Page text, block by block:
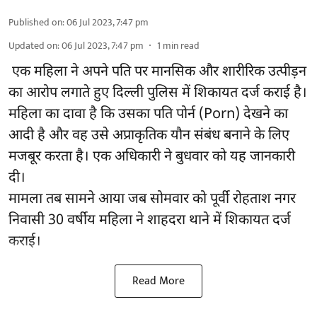
Published on:06 Jul 2023, 7:47 pm
Updated on:06 Jul 2023, 7:47 pm 1 min read
एक महिला ने अपने पति पर मानसिक और शारीरिक उत्पीड़न
का आरोप लगाते हुए दिल्ली पुलिस में शिकायत दर्ज कराई है।
महिला का दावा है कि उसका पति पोर्न (Porn) देखने का
आदी है और वह उसे अप्राकृतिक यौन संबंध बनाने के लिए
मजबूर करता है। एक अधिकारी ने बुधवार को यह जानकारी
दी।
मामला तब सामने आया जब सोमवार को पूर्वी रोहताश नगर
निवासी 30 वर्षीय महिला ने शाहदरा थाने में शिकायत दर्ज
कराई।
Read More